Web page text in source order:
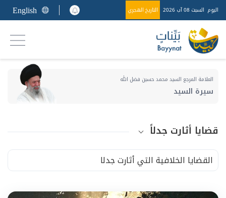
اليوم السبت 08 آب 2026 التاريخ الهجري English
العلامة المرجع السيد محمد حسين فضل الله
سيرة السيد
قضايا أثارت جدلاً
القضايا الخلافية التي أثارت جدلا